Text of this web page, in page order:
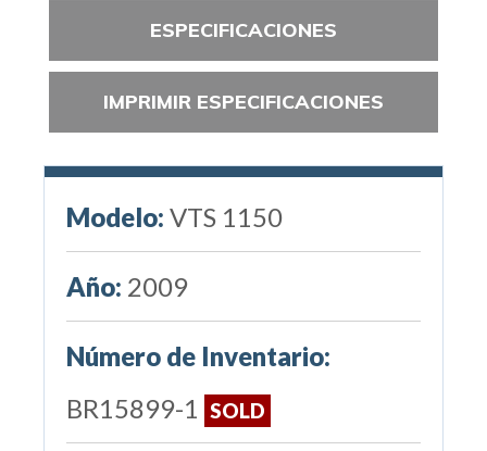
ESPECIFICACIONES
IMPRIMIR ESPECIFICACIONES
Modelo: VTS 1150
Año: 2009
Número de Inventario:
BR15899-1 SOLD